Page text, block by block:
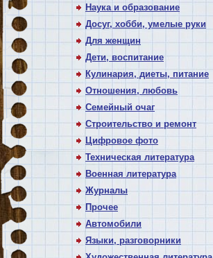
Наука и образование
Досуг, хобби, умелые руки
Для женщин
Дети, воспитание
Кулинария, диеты, питание
Отношения, любовь
Семейный очаг
Строительство и ремонт
Цифровое фото
Техническая литература
Военная литература
Журналы
Прочее
Автомобили
Языки, разговорники